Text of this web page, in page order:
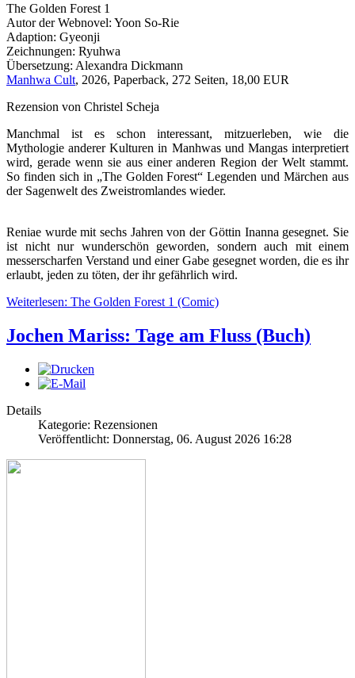
The Golden Forest 1
Autor der Webnovel: Yoon So-Rie
Adaption: Gyeonji
Zeichnungen: Ryuhwa
Übersetzung: Alexandra Dickmann
Manhwa Cult, 2026, Paperback, 272 Seiten, 18,00 EUR
Rezension von Christel Scheja
Manchmal ist es schon interessant, mitzuerleben, wie die
Mythologie anderer Kulturen in Manhwas und Mangas interpretiert
wird, gerade wenn sie aus einer anderen Region der Welt stammt.
So finden sich in „The Golden Forest“ Legenden und Märchen aus
der Sagenwelt des Zweistromlandes wieder.
Reniae wurde mit sechs Jahren von der Göttin Inanna gesegnet. Sie
ist nicht nur wunderschön geworden, sondern auch mit einem
messerscharfen Verstand und einer Gabe gesegnet worden, die es ihr
erlaubt, jeden zu töten, der ihr gefährlich wird.
Weiterlesen: The Golden Forest 1 (Comic)
Jochen Mariss: Tage am Fluss (Buch)
Details
Kategorie: Rezensionen
Veröffentlicht: Donnerstag, 06. August 2026 16:28